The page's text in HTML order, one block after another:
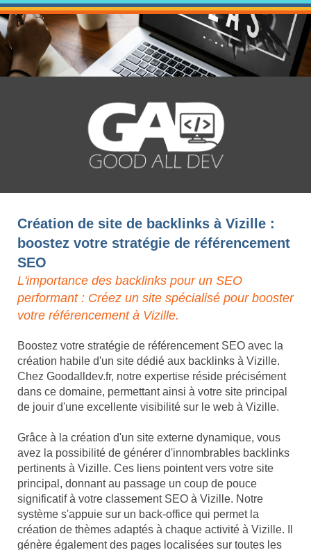
Création de site de backlinks à Vizille :
boostez votre stratégie de référencement
SEO
L'importance des backlinks pour un SEO
performant : Créez un site spécialisé pour booster
votre référencement à Vizille.
Boostez votre stratégie de référencement SEO avec la
création habile d'un site dédié aux backlinks à Vizille.
Chez Goodalldev.fr, notre expertise réside précisément
dans ce domaine, permettant ainsi à votre site principal
de jouir d'une excellente visibilité sur le web à Vizille.
Grâce à la création d'un site externe dynamique, vous
avez la possibilité de générer d'innombrables backlinks
pertinents à Vizille. Ces liens pointent vers votre site
principal, donnant au passage un coup de pouce
significatif à votre classement SEO à Vizille. Notre
système s'appuie sur un back-office qui permet la
création de thèmes adaptés à chaque activité à Vizille. Il
génère également des pages localisées sur toutes les